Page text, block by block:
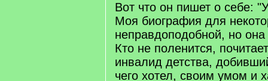
Вот что он пишет о себе:
Моя биография для
неправдоподобной, но
Кто не поленится,
инвалид детства,
чего хотел, своим умом и